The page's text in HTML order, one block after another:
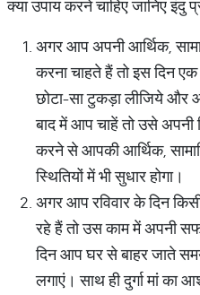
क्या उपाय करने चाहिए जानिए इंदु
अगर आप अपनी आर्थिक,
करना चाहते हैं तो इस दिन
छोटा-सा टुकड़ा लीजिये और
बाद में आप चाहें तो उसे अपनी
करने से आपकी आर्थिक,
स्थितियों में भी सुधार होगा।
अगर आप रविवार के दिन
रहे हैं तो उस काम में अपनी
दिन आप घर से बाहर जाते
लगाएं। साथ ही दुर्गा मां का